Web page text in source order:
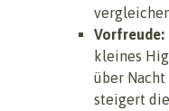
Vorfreude:
kleines
über Nacht
steigert